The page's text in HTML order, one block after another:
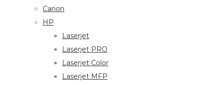
Canon
HP
Laserjet
Laserjet PRO
Laserjet Color
Laserjet MFP